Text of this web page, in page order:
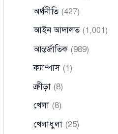
অর্থনীতি(427)
আইন আদালত(1,001)
আন্তর্জাতিক (989)
ক্যাম্পাস (1)
ক্রীড়া (8)
খেলা (8)
খেলাধুলা (25)